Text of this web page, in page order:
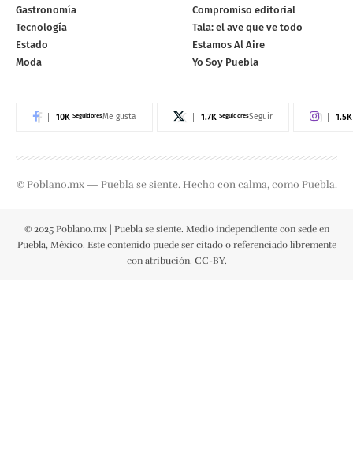
Gastronomía
Tecnología
Estado
Moda
Compromiso editorial
Tala: el ave que ve todo
Estamos Al Aire
Yo Soy Puebla
10K SeguidoresMe gusta 1.7K SeguidoresSeguir 1.5K
© Poblano.mx — Puebla se siente. Hecho con calma, como Puebla.
© 2025 Poblano.mx | Puebla se siente. Medio independiente con sede en
Puebla, México. Este contenido puede ser citado o referenciado libremente
con atribución. CC-BY.